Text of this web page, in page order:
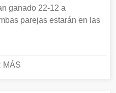
ganado 22-12 a
parejas estarán en las
MÁS